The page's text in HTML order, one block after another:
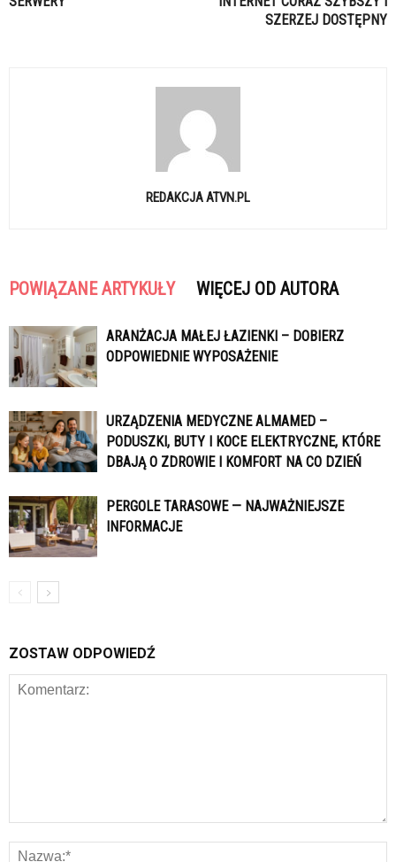
SZERZEJ DOSTĘPNY
REDAKCJA ATVN.PL
POWIĄZANE ARTYKUŁY WIĘCEJ OD AUTORA
ARANŻACJA MAŁEJ ŁAZIENKI – DOBIERZ
ODPOWIEDNIE WYPOSAŻENIE
URZĄDZENIA MEDYCZNE ALMAMED –
PODUSZKI, BUTY I KOCE ELEKTRYCZNE, KTÓRE
DBAJĄ O ZDROWIE I KOMFORT NA CO DZIEŃ
PERGOLE TARASOWE — NAJWAŻNIEJSZE
INFORMACJE
ZOSTAW ODPOWIEDŹ